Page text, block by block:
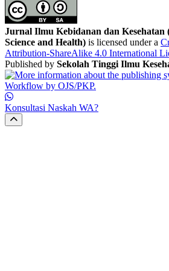
Jurnal Ilmu Kebidanan dan
Science and Health) is licensed under a
Attribution-ShareAlike 4.0 International
Published by Sekolah Tinggi Ilmu
Konsultasi Naskah WA?